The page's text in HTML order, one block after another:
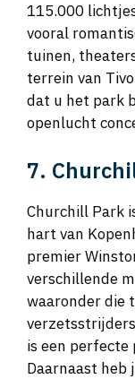
115.000
vooral
tuinen,
terrein van
dat u het park
openlucht
7.
Churchill Park
hart van
premier
verschillende
waaronder die
is een perfecte
Daarnaast heb